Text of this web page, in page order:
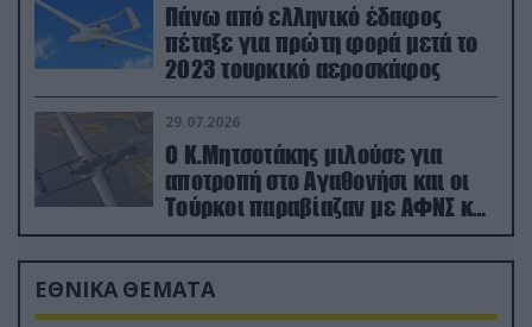
Πάνω από ελληνικό έδαφος
πέταξε για πρώτη φορά μετά το
2023 τουρκικό αεροσκάφος
29.07.2026
Ο Κ.Μητσοτάκης μιλούσε για
αποτροπή στο Αγαθονήσι και οι
Τούρκοι παραβίαζαν με ΑΦΝΣ και
drone
ΕΘΝΙΚΑ ΘΕΜΑΤΑ